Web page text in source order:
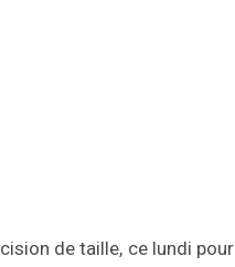
de taille, ce lundi pour